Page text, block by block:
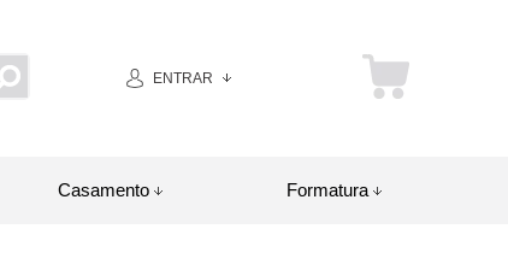
ENTRAR
Casamento Formatura